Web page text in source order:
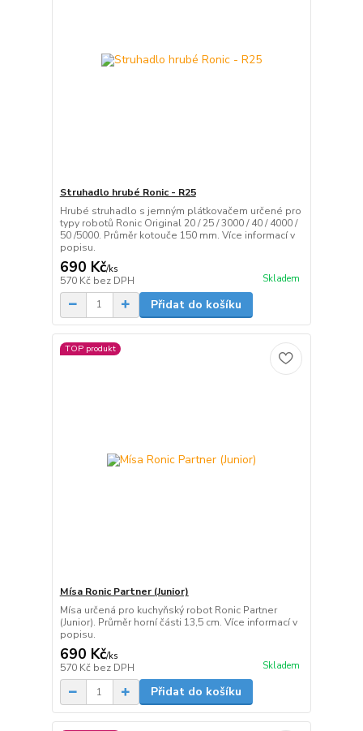
Struhadlo hrubé Ronic - R25
Hrubé struhadlo s jemným plátkovačem určené pro
typy robotů Ronic Original 20 / 25 / 3000 / 40 / 4000 /
50 /5000. Průměr kotouče 150 mm. Více informací v
popisu.
690 Kč/ks
570 Kč bez DPH Skladem
Přidat do košíku
TOP produkt
Mísa Ronic Partner (Junior)
Mísa určená pro kuchyňský robot Ronic Partner
(Junior). Průměr horní části 13,5 cm. Více informací v
popisu.
690 Kč/ks
570 Kč bez DPH Skladem
Přidat do košíku